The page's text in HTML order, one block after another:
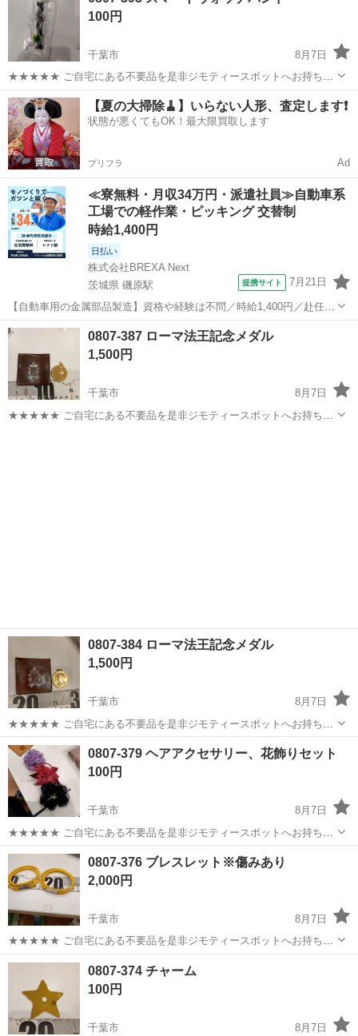
してもわからないものなど多くあ...
100円
千葉市
8月7日
★★★★★ ご自宅にある不要品を是非ジモティースポットへお持ち込
みしませんか？ 家電、趣味・スポーツ・レジャー用品、こども用品、
衣料服飾品、生活雑貨、家具、本、CD・DVDなどが無料でまとめて持
ち込めます！ ※詳細はこ...
千葉 千葉市 アクセサリー スマートウォッチ
【夏の大掃除🧹】いらない人形、査定します❗️
状態が悪くてもOK！最大限買取します
プリフラ Ad
≪寮無料・月収34万円・派遣社員≫自動車系
工場での軽作業・ピッキング 交替制
時給1,400円
日払い
株式会社BREXA Next
茨城県 磯原駅
提携サイト 7月21日
【自動車用の金属部品製造】資格や経験は不問／時給1,400円／赴任旅
費会社負担／正社員登用のチャンスあり／食堂利用可能／マイカー通
勤OK《茨城県茨城市》 人気の工場のお仕事 ◇トラックの金属部品の
製造◇ ★トラックの金属...
茨城 北茨城市 磯原駅 その他
0807-387 ローマ法王記念メダル
1,500円
千葉市
8月7日
★★★★★ ご自宅にある不要品を是非ジモティースポットへお持ち込
0807-384 ローマ法王記念メダル
1,500円
千葉市
8月7日
★★★★★ ご自宅にある不要品を是非ジモティースポットへお持ち込
みしませんか？ 家電、趣味・スポーツ・レジャー用品、こども用品、
衣料服飾品、生活雑貨、家具、本、CD・DVDなどが無料でまとめて持
ち込めます！ ※詳細はこ...
千葉 千葉市 メダル
0807-379 ヘアアクセサリー、花飾りセット
100円
千葉市
8月7日
★★★★★ ご自宅にある不要品を是非ジモティースポットへお持ち込
みしませんか？ 家電、趣味・スポーツ・レジャー用品、こども用品、
衣料服飾品、生活雑貨、家具、本、CD・DVDなどが無料でまとめて持
ち込めます！ ※詳細はこ...
千葉 千葉市 アクセサリー
0807-376 ブレスレット※傷みあり
2,000円
千葉市
8月7日
★★★★★ ご自宅にある不要品を是非ジモティースポットへお持ち込
みしませんか？ 家電、趣味・スポーツ・レジャー用品、こども用品、
衣料服飾品、生活雑貨、家具、本、CD・DVDなどが無料でまとめて持
ち込めます！ ※詳細はこ...
千葉 千葉市
0807-374 チャーム
100円
千葉市
8月7日